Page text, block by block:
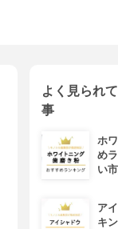
よく見られ
事
ホ
め
い
ア
キ